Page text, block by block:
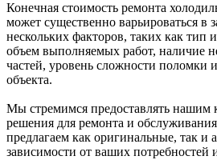
Конечная стоимость ремонта
может существенно варьироваться в
нескольких факторов, таких как тип
объем выполняемых работ, наличие
частей, уровень сложности поломки
объекта.
Мы стремимся предоставлять нашим
решения для ремонта и
предлагаем как оригинальные, так и
зависимости от ваших потребностей